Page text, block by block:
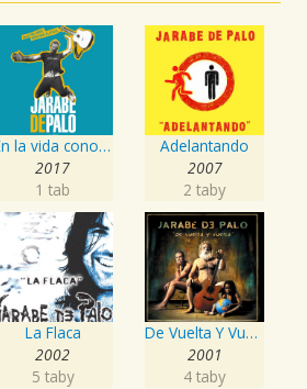
En la vida conocí mujer igual a la Flaca: 20 años
2017
1 tab
Adelantando
2007
2 taby
La Flaca
2002
5 taby
De Vuelta Y Vuelta
2001
4 taby